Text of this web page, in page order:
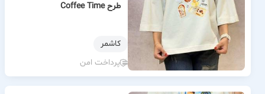
طرح Coffee Time
كاشمر
پرداخت امن